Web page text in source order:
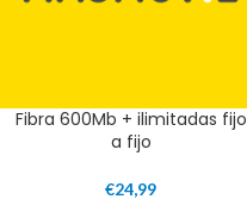
Fibra 600Mb + ilimitadas fijo
a fijo
€24,99